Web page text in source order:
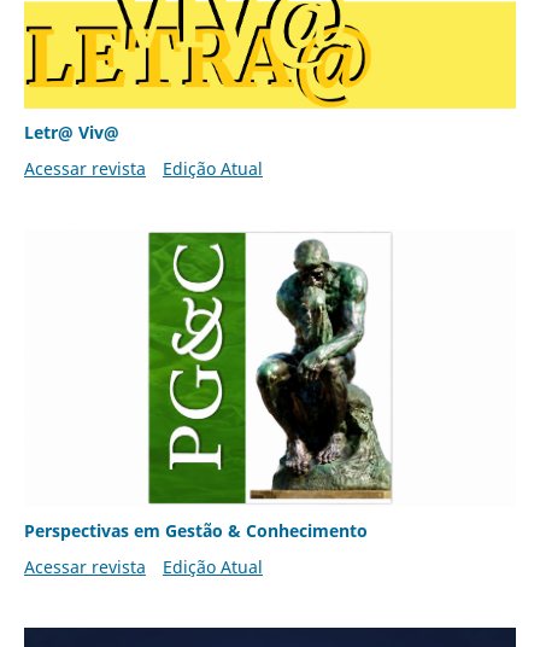
Letr@ Viv@
Acessar revista
Edição Atual
Perspectivas em Gestão & Conhecimento
Acessar revista
Edição Atual